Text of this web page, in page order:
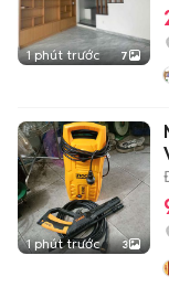
1 phút trước 7
1 phút trước 3